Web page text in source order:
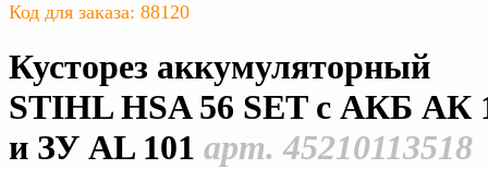
Код для заказа: 88120
Кусторез аккумуляторный
STIHL HSA 56 SET с АКБ АК
и ЗУ AL 101 арт. 45210113518